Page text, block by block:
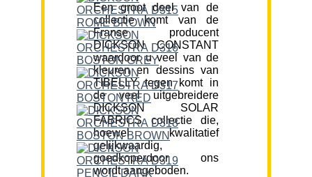
Een groot deel van de
collectie komt van de
Franse producent
DICKSON CONSTANT
waardoor u veel van de
kleuren en dessins van
TIBELLY tegen komt in
de veel uitgebreidere
DICKSON SOLAR
FABRICS collectie die,
hoewel kwalitatief
gelijkwaardig,
goedkoperdoor ons
wordt aangeboden.